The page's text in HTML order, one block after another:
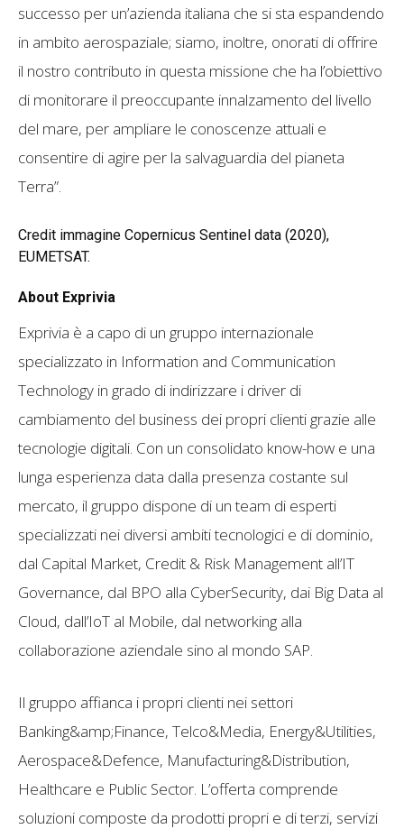
successo per un’azienda italiana che si sta espandendo
in ambito aerospaziale; siamo, inoltre, onorati di offrire
il nostro contributo in questa missione che ha l’obiettivo
di monitorare il preoccupante innalzamento del livello
del mare, per ampliare le conoscenze attuali e
consentire di agire per la salvaguardia del pianeta
Terra”.
Credit immagine Copernicus Sentinel data (2020),
EUMETSAT.
About Exprivia
Exprivia è a capo di un gruppo internazionale
specializzato in Information and Communication
Technology in grado di indirizzare i driver di
cambiamento del business dei propri clienti grazie alle
tecnologie digitali. Con un consolidato know-how e una
lunga esperienza data dalla presenza costante sul
mercato, il gruppo dispone di un team di esperti
specializzati nei diversi ambiti tecnologici e di dominio,
dal Capital Market, Credit & Risk Management all’IT
Governance, dal BPO alla CyberSecurity, dai Big Data al
Cloud, dall’IoT al Mobile, dal networking alla
collaborazione aziendale sino al mondo SAP.
Il gruppo affianca i propri clienti nei settori
Banking&amp;Finance, Telco&Media, Energy&Utilities,
Aerospace&Defence, Manufacturing&Distribution,
Healthcare e Public Sector. L’offerta comprende
soluzioni composte da prodotti propri e di terzi, servizi